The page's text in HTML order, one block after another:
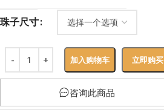
珠子尺寸
加入购物车 立即购买
咨询此商品